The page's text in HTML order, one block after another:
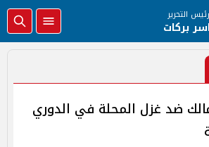
رئيس التحرير
بركات
ضد غزل المحلة في الدوري